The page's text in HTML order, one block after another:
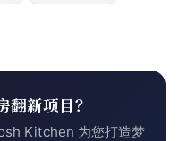
翻新项目？
Kitchen 为您打造梦